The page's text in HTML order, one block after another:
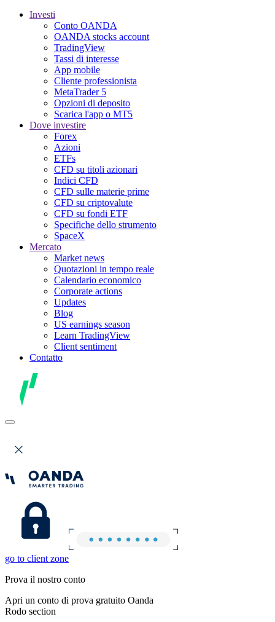
Investi
Conto OANDA
OANDA stocks account
TradingView
Tassi di interesse
App mobile
Cliente professionista
MetaTrader 5
Opzioni di deposito
Scarica l'app o MT5
Dove investire
Forex
Azioni
ETFs
CFD su titoli azionari
Indici CFD
CFD sulle materie prime
CFD su criptovalute
CFD su fondi ETF
Specifiche dello strumento
SpaceX
Mercato
Market news
Quotazioni in tempo reale
Calendario economico
Corporate actions
Updates
Blog
US earnings season
Learn TradingView
Client sentiment
Contatto
go to client zone
Prova il nostro conto
Apri un conto di prova gratuito Oanda
Rodo section